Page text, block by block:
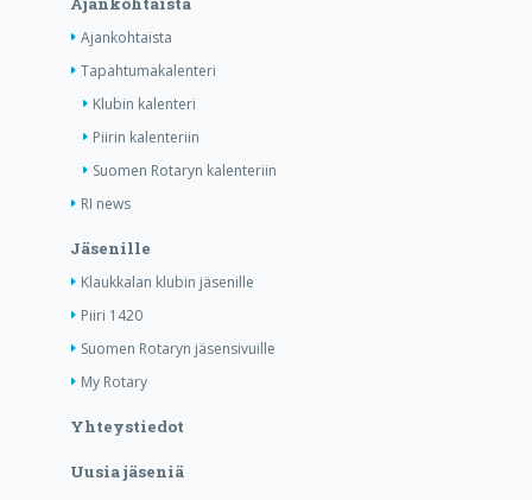
Ajankohtaista
Tapahtumakalenteri
Klubin kalenteri
Piirin kalenteriin
Suomen Rotaryn kalenteriin
RI news
Jäsenille
Klaukkalan klubin jäsenille
Piiri 1420
Suomen Rotaryn jäsensivuille
My Rotary
Yhteystiedot
Uusia jäseniä